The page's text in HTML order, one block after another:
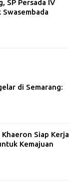
SP Persada IV
di Semarang:
Siap Kerja
Kemajuan